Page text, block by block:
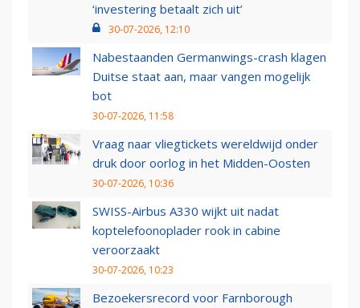
‘investering betaalt zich uit’
30-07-2026, 12:10
Nabestaanden Germanwings-crash klagen
Duitse staat aan, maar vangen mogelijk
bot
30-07-2026, 11:58
Vraag naar vliegtickets wereldwijd onder
druk door oorlog in het Midden-Oosten
30-07-2026, 10:36
SWISS-Airbus A330 wijkt uit nadat
koptelefoonoplader rook in cabine
veroorzaakt
30-07-2026, 10:23
Bezoekersrecord voor Farnborough